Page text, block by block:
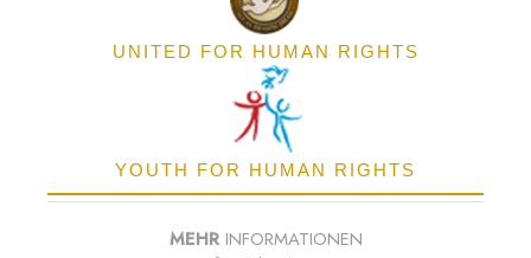
UNITED FOR HUMAN RIGHTS
YOUTH FOR HUMAN RIGHTS
MEHR INFORMATIONEN